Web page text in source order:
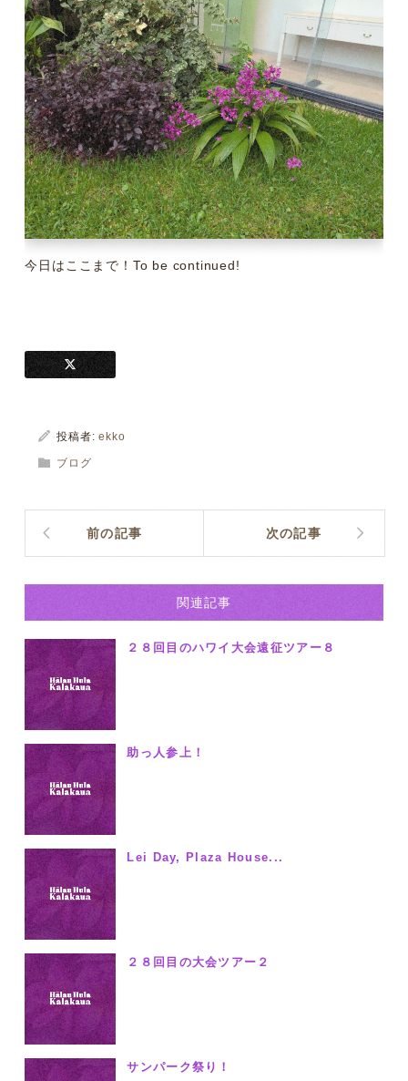
今日はここまで！To be continued!
投稿者:ekko
ブログ
前の記事 次の記事
関連記事
２８回目のハワイ大会遠征ツアー８
助っ人参上！
Lei Day, Plaza House...
２８回目の大会ツアー２
サンパーク祭り！